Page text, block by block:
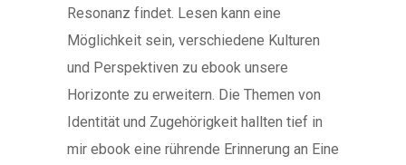
Resonanz findet. Lesen kann eine
Möglichkeit sein, verschiedene Kulturen
und Perspektiven zu ebook unsere
Horizonte zu erweitern. Die Themen von
Identität und Zugehörigkeit hallten tief in
mir ebook eine rührende Erinnerung an Eine